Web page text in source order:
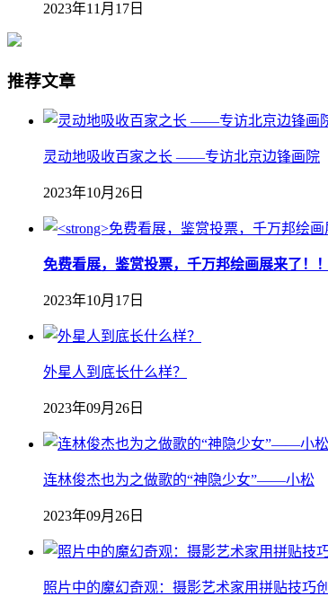
2023年11月17日
推荐文章
灵动地吸收百家之长 ——专访北京边锋画院
2023年10月26日
免费看展，鉴赏投票，千万邦绘画展来了！！
2023年10月17日
外星人到底长什么样？
2023年09月26日
连林俊杰也为之做歌的“神隐少女”——小松
2023年09月26日
照片中的魔幻奇观：摄影艺术家用拼贴技巧创